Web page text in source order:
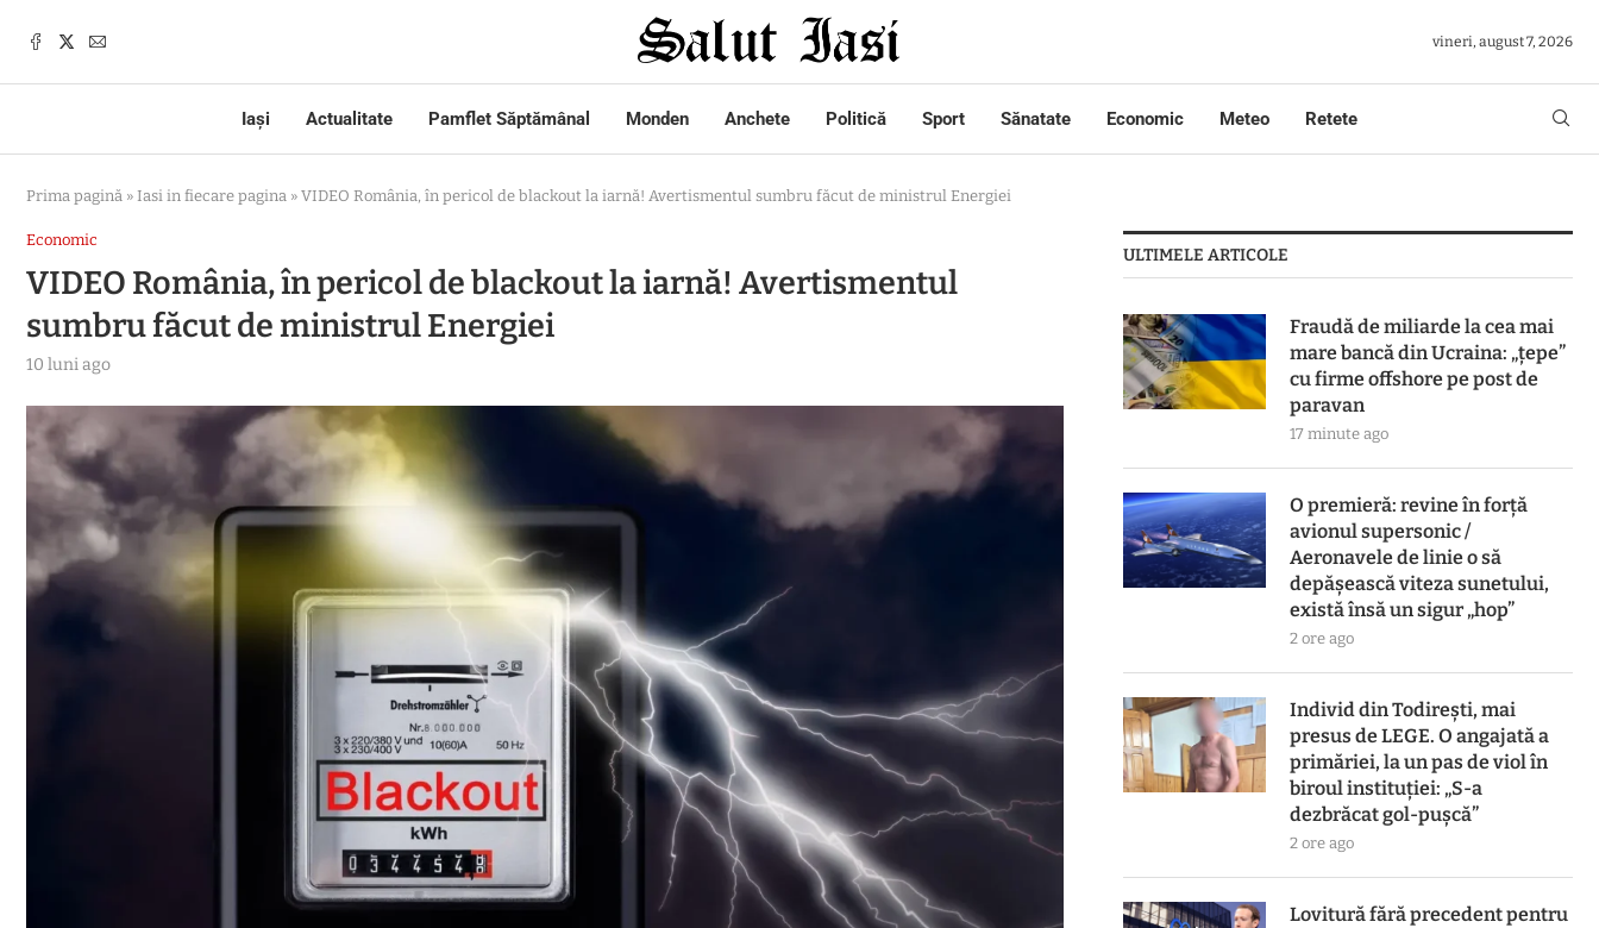
vineri, august 7, 2026
Iași Actualitate Pamflet Săptămânal Monden Anchete Politică Sport Sănatate Economic Meteo Retete
Prima pagină » Iasi in fiecare pagina » VIDEO România, în pericol de blackout la iarnă! Avertismentul sumbru făcut de ministrul Energiei
Economic
VIDEO România, în pericol de blackout la iarnă! Avertismentul
sumbru făcut de ministrul Energiei
10 luni ago
ULTIMELE ARTICOLE
Fraudă de miliarde la cea mai
mare bancă din Ucraina: „țepe”
cu firme offshore pe post de
paravan
17 minute ago
O premieră: revine în forță
avionul supersonic /
Aeronavele de linie o să
depășească viteza sunetului,
există însă un sigur „hop”
2 ore ago
Individ din Todirești, mai
presus de LEGE. O angajată a
primăriei, la un pas de viol în
biroul instituției: „S-a
dezbrăcat gol-pușcă”
2 ore ago
Lovitură fără precedent pentru